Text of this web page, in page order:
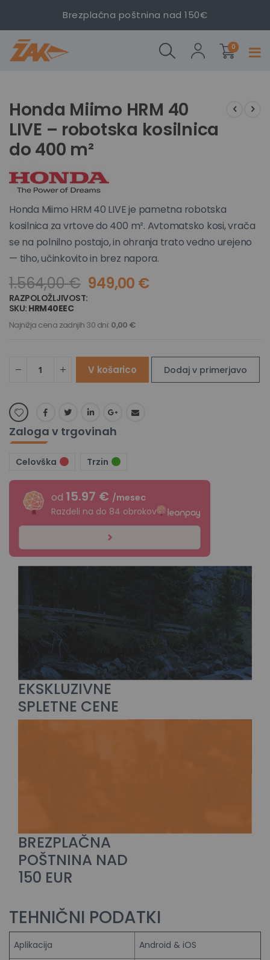
Brezplačna poštnina nad 150€
0izdelki
na
konec
galerije
slik
kosilnica
do 400
na
začetek
galerije
slik
Honda Miimo HRM 40
LIVE – robotska kosilnica
do 400 m²
Honda Miimo HRM 40 LIVE je pametna robotska
kosilnica za vrtove do 400 m². Avtomatsko kosi, vrača
se na polnilno postajo, in ohranja trato vedno urejeno
— tiho, učinkovito in brez napora.
1.564,00 € 949,00 €
RAZPOLOŽLJIVOST:
SKU HRM40EEC
Najnižja cena zadnjih 30 dni: 0,00 €
V košarico Dodaj v primerjavo
Zaloga v trgovinah
Celovška Trzin
od 15.97 € /mesec
Razdeli na do 84 obrokov
EKSKLUZIVNE
SPLETNE CENE
BREZPLAČNA
POŠTNINA NAD
150 EUR
TEHNIČNI PODATKI
Aplikacija Android & iOS